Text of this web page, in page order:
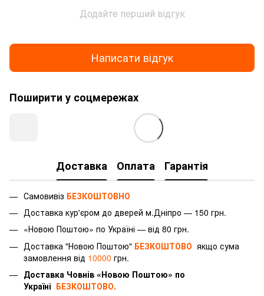
Додайте перший відгук
Написати відгук
Поширити у соцмережах
Доставка Оплата Гарантія
Самовивіз БЕЗКОШТОВНО
Доставка кур'єром до дверей м.Дніпро — 150 грн.
«Новою Поштою» по Україні — від 80 грн.
Доставка "Новою Поштою" БЕЗКОШТОВО якщо сума
замовлення від 10000 грн.
Доставка Човнів «Новою Поштою» по
Україні БЕЗКОШТОВО.